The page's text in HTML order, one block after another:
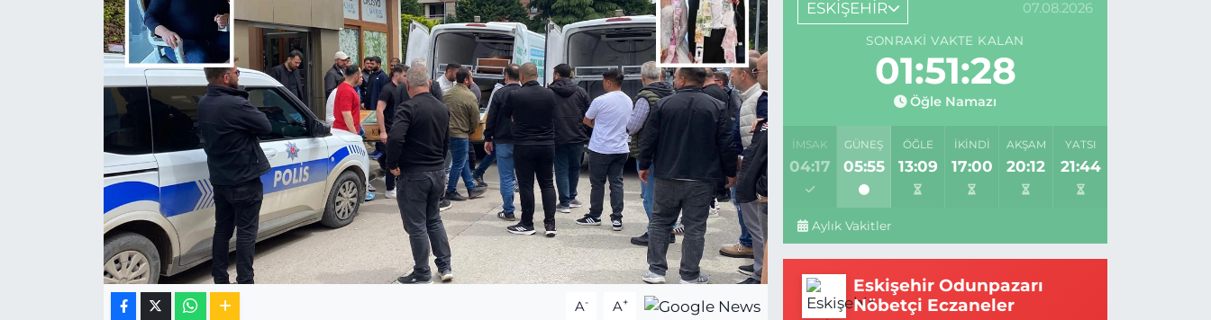
A- A+
ESKİŞEHİR 07.08.2026
SONRAKI VAKTE KALAN
01:51:27
Öğle Namazı
İMSAK
04:17
GÜNEŞ
05:55
ÖĞLE
13:09
İKINDI
17:00
AKŞAM
20:12
YATSI
21:44
Aylık Vakitler
Eskişehir Odunpazarı
Nöbetçi Eczaneler
MAGAZİN
ESKİŞEHİRSPOR